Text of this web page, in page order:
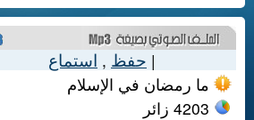
| حفظ , استماع
ما رمضان في الإسلام
4203 زائر